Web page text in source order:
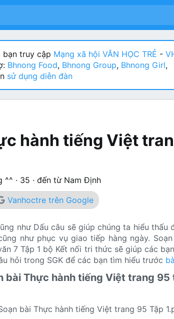
bạn truy cập Mạng xã hội VĂN HỌC TRẺ -
Bhnong Food, Bhnong Group, Bhnong Girl,
sử dụng diễn đàn
hành tiếng Việt
^^ · 35 · đến từ Nam Định
Vanhoctre trên Google
như Dấu câu sẽ giúp chúng ta hiểu thấu
như phục vụ giao tiếp hàng ngày.
7 Tập 1 bộ Kết nối tri thức sẽ giúp các
hỏi trong SGK để các bạn tìm hiểu trước
bài Thực hành tiếng Việt trang 95